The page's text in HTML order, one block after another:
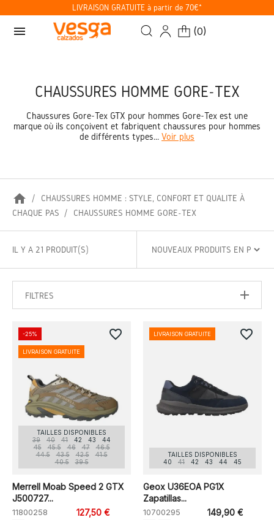
LIVRAISON GRATUITE à partir de 70€*
menu (0)
CHAUSSURES HOMME GORE-TEX
Chaussures Gore-Tex GTX pour hommes Gore-Tex est une
marque où ils conçoivent et fabriquent chaussures pour hommes
de différents types... Voir plus
home
CHAUSSURES HOMME : STYLE, CONFORT ET QUALITÉ À
CHAQUE PAS
CHAUSSURES HOMME GORE-TEX
IL Y A 21 PRODUIT(S)
FILTRES
TAILLES DISPONIBLES
39
40 41 42 43
44
45
45.5 46 47
46.5
44.5
43.5 42.5
41.5
40.5
39.5
Merrell Moab Speed 2 GTX
J500727...
11800258
127,50 €
-25%
LIVRAISON GRATUITE
favorite_border
TAILLES DISPONIBLES
40
41 42 43 44 45
Geox U36EOA PG1X
Zapatillas...
10700295 149,90 €
LIVRAISON GRATUITE favorite_border